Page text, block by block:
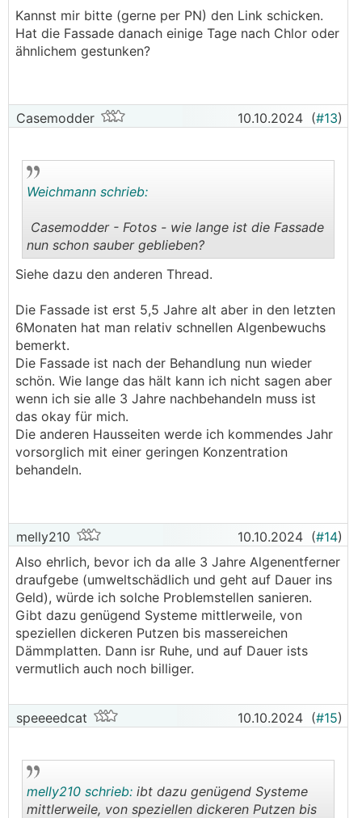
mehr gemacht. Nicht Bürsten oder abwaschen-
unbedingt einwirken lassen-auf Regen
aufpassen-steht aber alles in der Beschreibung.
Grund des Verschmutzungsgrades soll ich die
doppelte Menge von dem Fassadenreiniger ins
Meine Fassade wurde wieder sauber und ich bin
sehr zufrieden mit dem Reiniger.
Kannst mir bitte (gerne per PN) den Link schicken.
Hat die Fassade danach einige Tage nach Chlor oder
ähnlichem gestunken?
Casemodder 10.10.2024 (#13)
..
Weichmann schrieb:
Casemodder - Fotos - wie lange ist die Fassade
nun schon sauber geblieben?
Siehe dazu den anderen Thread.
Die Fassade ist erst 5,5 Jahre alt aber in den letzten
6Monaten hat man relativ schnellen Algenbewuchs
bemerkt.
Die Fassade ist nach der Behandlung nun wieder
schön. Wie lange das hält kann ich nicht sagen aber
wenn ich sie alle 3 Jahre nachbehandeln muss ist
das okay für mich.
Die anderen Hausseiten werde ich kommendes Jahr
vorsorglich mit einer geringen Konzentration
behandeln.
melly210 10.10.2024 (#14)
Also ehrlich, bevor ich da alle 3 Jahre Algenentferner
draufgebe (umweltschädlich und geht auf Dauer ins
Geld), würde ich solche Problemstellen sanieren.
Gibt dazu genügend Systeme mittlerweile, von
speziellen dickeren Putzen bis massereichen
Dämmplatten. Dann isr Ruhe, und auf Dauer ists
vermutlich auch noch billiger.
speeeedcat 10.10.2024 (#15)
melly210 schrieb: ibt dazu genügend Systeme
mittlerweile, von speziellen dickeren Putzen bis